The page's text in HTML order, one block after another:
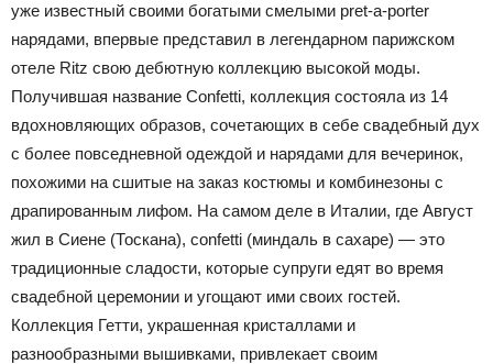
уже известный своими богатыми смелыми pret-a-porter
нарядами, впервые представил в легендарном парижском
отеле Ritz свою дебютную коллекцию высокой моды.
Получившая название Confetti, коллекция состояла из 14
вдохновляющих образов, сочетающих в себе свадебный дух
с более повседневной одеждой и нарядами для вечеринок,
похожими на сшитые на заказ костюмы и комбинезоны с
драпированным лифом. На самом деле в Италии, где Август
жил в Сиене (Тоскана), сonfetti (миндаль в сахаре) — это
традиционные сладости, которые супруги едят во время
свадебной церемонии и угощают ими своих гостей.
Коллекция Гетти, украшенная кристаллами и
разнообразными вышивками, привлекает своим